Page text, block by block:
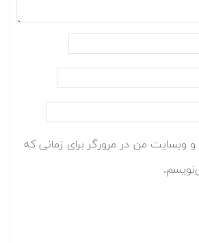
و وبسایت من در مرورگر برای زمانی که